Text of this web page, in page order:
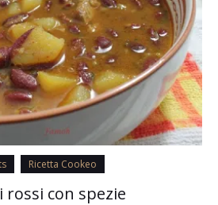
Ricetta Cookeo
rossi con spezie